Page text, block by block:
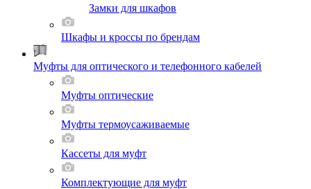
Замки для шкафов
Шкафы и кроссы по брендам
Муфты для оптического и телефонного кабелей
Муфты оптические
Муфты термоусаживаемые
Кассеты для муфт
Комплектующие для муфт